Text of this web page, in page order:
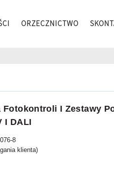
ORZECZNICTWO
Fotokontroli I Zestawy
I DALI
8
klienta)